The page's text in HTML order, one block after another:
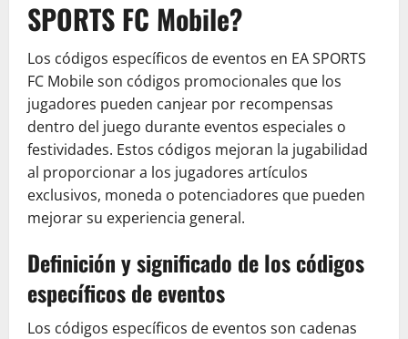
SPORTS FC Mobile?
Los códigos específicos de eventos en EA SPORTS
FC Mobile son códigos promocionales que los
jugadores pueden canjear por recompensas
dentro del juego durante eventos especiales o
festividades. Estos códigos mejoran la jugabilidad
al proporcionar a los jugadores artículos
exclusivos, moneda o potenciadores que pueden
mejorar su experiencia general.
Definición y significado de los códigos
específicos de eventos
Los códigos específicos de eventos son cadenas